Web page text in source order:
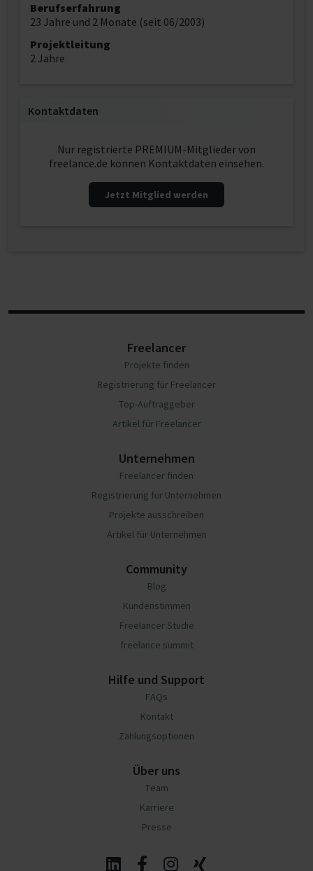
Berufserfahrung
23 Jahre und 2 Monate (seit 06/2003)
Projektleitung
2 Jahre
Kontaktdaten
Nur registrierte PREMIUM-Mitglieder von
freelance.de können Kontaktdaten einsehen.
Jetzt Mitglied werden
Freelancer
Projekte finden
Registrierung für Freelancer
Top-Auftraggeber
Artikel für Freelancer
Unternehmen
Freelancer finden
Registrierung für Unternehmen
Projekte ausschreiben
Artikel für Unternehmen
Community
Blog
Kundenstimmen
Freelancer Studie
freelance summit
Hilfe und Support
FAQs
Kontakt
Zahlungsoptionen
Über uns
Team
Karriere
Presse